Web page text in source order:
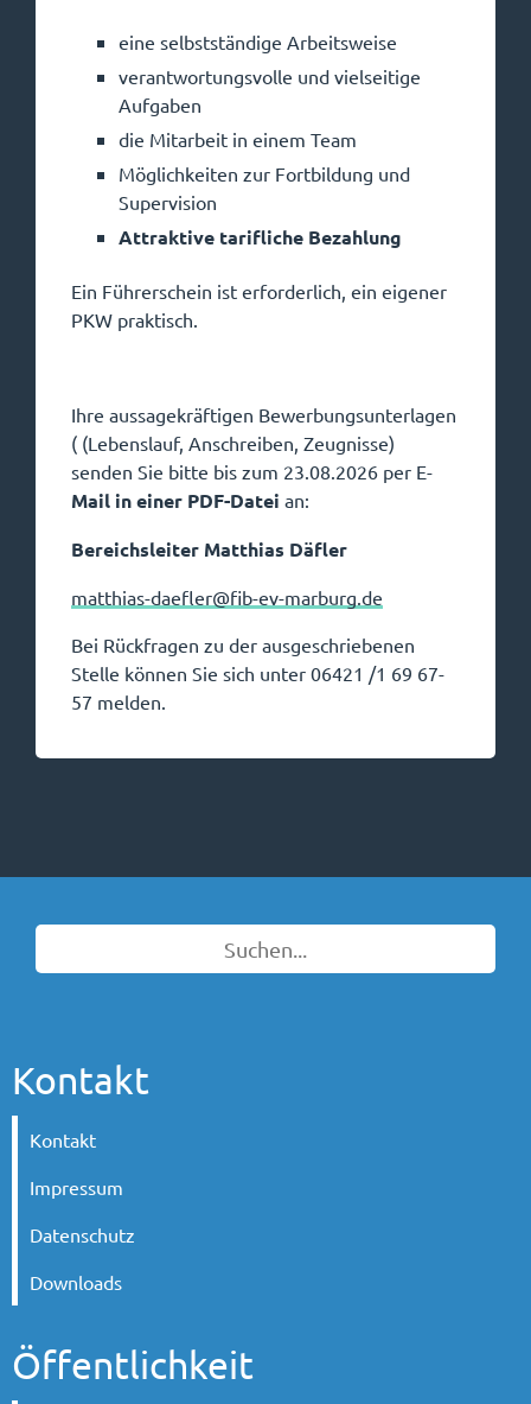
eine selbstständige Arbeitsweise
verantwortungsvolle und vielseitige
Aufgaben
die Mitarbeit in einem Team
Möglichkeiten zur Fortbildung und
Supervision
Attraktive tarifliche Bezahlung
Ein Führerschein ist erforderlich, ein eigener
PKW praktisch.
Ihre aussagekräftigen Bewerbungsunterlagen
( (Lebenslauf, Anschreiben, Zeugnisse)
senden Sie bitte bis zum 23.08.2026 per E-
Mail in einer PDF-Datei an:
Bereichsleiter Matthias Däfler
matthias-daefler@fib-ev-marburg.de
Bei Rückfragen zu der ausgeschriebenen
Stelle können Sie sich unter 06421 /1 69 67-
57 melden.
Kontakt
Kontakt
Impressum
Datenschutz
Downloads
Öffentlichkeit